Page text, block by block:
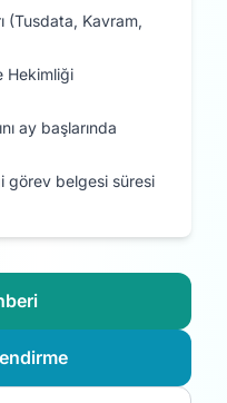
(Tusdata, Kavram,
Hekimliği
ay başlarında
görev belgesi süresi